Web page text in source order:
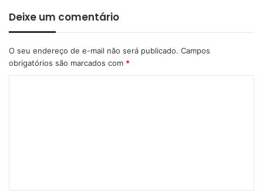
Deixe um comentário
O seu endereço de e-mail não será publicado. Campos
obrigatórios são marcados com *